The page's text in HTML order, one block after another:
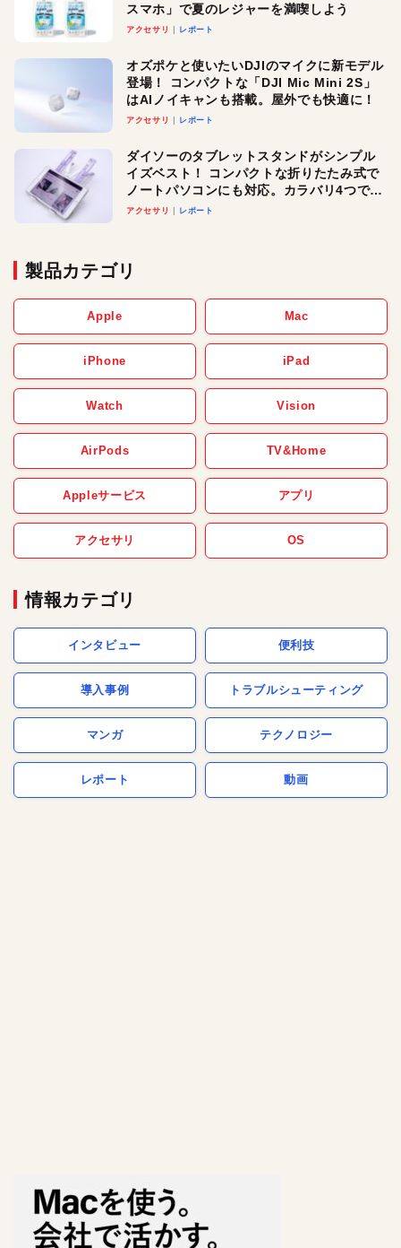
スマホ」で夏のレジャーを満喫しよう
アクセサリ レポート
オズポケと使いたいDJIのマイクに新モデル
登場！ コンパクトな「DJI Mic Mini 2S」
はAIノイキャンも搭載。屋外でも快適に！
アクセサリ レポート
ダイソーのタブレットスタンドがシンプル
イズベスト！ コンパクトな折りたたみ式で
ノートパソコンにも対応。カラバリ4つで選
べる楽しさも
アクセサリ レポート
製品カテゴリ
Apple Mac
iPhone iPad
Watch Vision
AirPods TV&Home
Appleサービス アプリ
アクセサリ OS
情報カテゴリ
インタビュー 便利技
導入事例 トラブルシューティング
マンガ テクノロジー
レポート 動画